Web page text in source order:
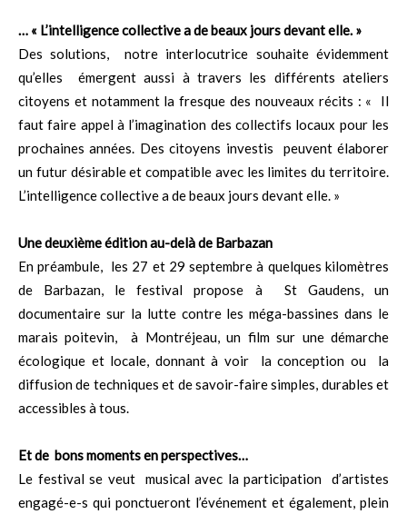
… « L’intelligence collective a de beaux jours devant elle. »
Des solutions, notre interlocutrice souhaite évidemment
qu’elles émergent aussi à travers les différents ateliers
citoyens et notamment la fresque des nouveaux récits : « Il
faut faire appel à l’imagination des collectifs locaux pour les
prochaines années. Des citoyens investis peuvent élaborer
un futur désirable et compatible avec les limites du territoire.
L’intelligence collective a de beaux jours devant elle. »
Une deuxième édition au-delà de Barbazan
En préambule, les 27 et 29 septembre à quelques kilomètres
de Barbazan, le festival propose à St Gaudens, un
documentaire sur la lutte contre les méga-bassines dans le
marais poitevin, à Montréjeau, un film sur une démarche
écologique et locale, donnant à voir la conception ou la
diffusion de techniques et de savoir-faire simples, durables et
accessibles à tous.
Et de bons moments en perspectives…
Le festival se veut musical avec la participation d’artistes
engagé-e-s qui ponctueront l’événement et également, plein